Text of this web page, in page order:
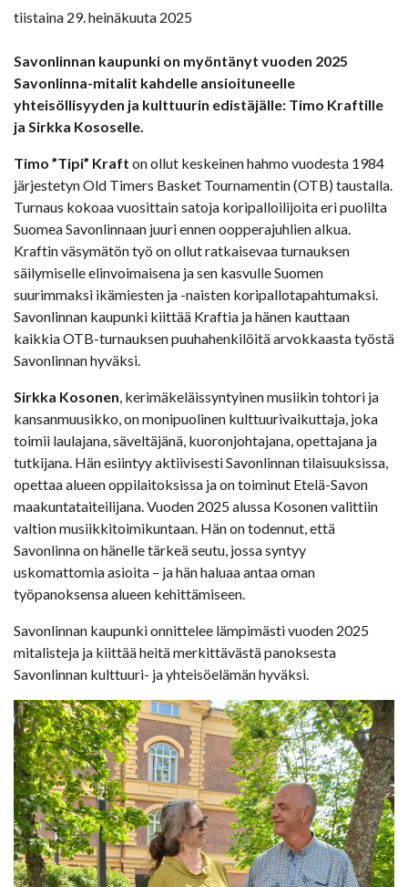
tiistaina 29. heinäkuuta 2025
Savonlinnan kaupunki on myöntänyt vuoden 2025
Savonlinna-mitalit kahdelle ansioituneelle
yhteisöllisyyden ja kulttuurin edistäjälle: Timo Kraftille
ja Sirkka Kososelle.
Timo ”Tipi” Kraft on ollut keskeinen hahmo vuodesta 1984
järjestetyn Old Timers Basket Tournamentin (OTB) taustalla.
Turnaus kokoaa vuosittain satoja koripalloilijoita eri puolilta
Suomea Savonlinnaan juuri ennen oopperajuhlien alkua.
Kraftin väsymätön työ on ollut ratkaisevaa turnauksen
säilymiselle elinvoimaisena ja sen kasvulle Suomen
suurimmaksi ikämiesten ja -naisten koripallotapahtumaksi.
Savonlinnan kaupunki kiittää Kraftia ja hänen kauttaan
kaikkia OTB-turnauksen puuhahenkilöitä arvokkaasta työstä
Savonlinnan hyväksi.
Sirkka Kosonen, kerimäkeläissyntyinen musiikin tohtori ja
kansanmuusikko, on monipuolinen kulttuurivaikuttaja, joka
toimii laulajana, säveltäjänä, kuoronjohtajana, opettajana ja
tutkijana. Hän esiintyy aktiivisesti Savonlinnan tilaisuuksissa,
opettaa alueen oppilaitoksissa ja on toiminut Etelä-Savon
maakuntataiteilijana. Vuoden 2025 alussa Kosonen valittiin
valtion musiikkitoimikuntaan. Hän on todennut, että
Savonlinna on hänelle tärkeä seutu, jossa syntyy
uskomattomia asioita – ja hän haluaa antaa oman
työpanoksensa alueen kehittämiseen.
Savonlinnan kaupunki onnittelee lämpimästi vuoden 2025
mitalisteja ja kiittää heitä merkittävästä panoksesta
Savonlinnan kulttuuri- ja yhteisöelämän hyväksi.